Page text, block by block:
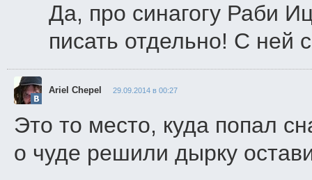
Да, про синагогу Раби
писать отдельно! С ней
Ariel Chepel 29.09.2014 в 00:27
Это то место, куда попал
о чуде решили дырку